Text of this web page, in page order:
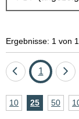
Ergebnisse: 1 von 1
Eine
zurück
Seite
1
A10Ergebnisse
25 50